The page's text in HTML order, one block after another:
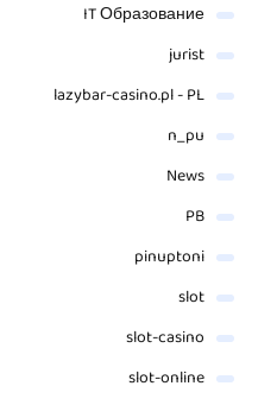
IT Образование
jurist
lazybar-casino.pl - PL
n_pu
News
PB
pinuptoni
slot
slot-casino
slot-online